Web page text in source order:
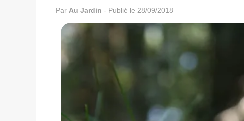
Par Au Jardin - Publié le 28/09/2018